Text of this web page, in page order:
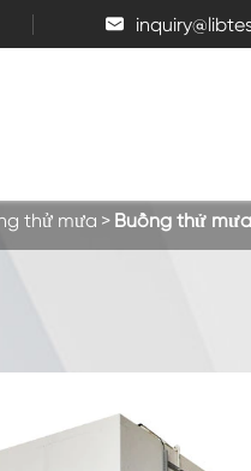

thử mưa Buồng thử